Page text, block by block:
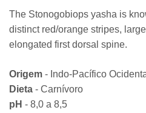
The Stonogobiops yasha is
distinct red/orange stripes,
elongated first dorsal spine.
Origem - Indo-Pacífico
Dieta - Carnívoro
pH - 8,0 a 8,5